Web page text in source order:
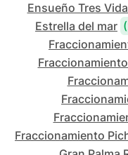
Ensueño Tres
Estrella del mar
Fraccionamiento